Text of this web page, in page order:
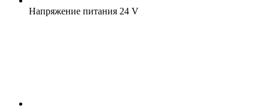
Напряжение питания 24 V